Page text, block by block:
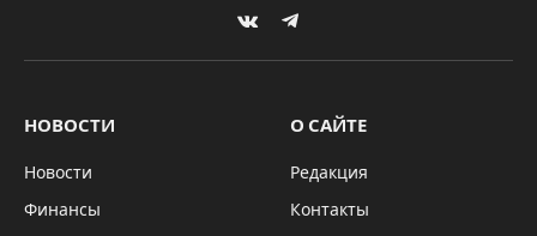
VKontakteTelegram
НОВОСТИ
Новости
Финансы
О САЙТЕ
Редакция
Контакты